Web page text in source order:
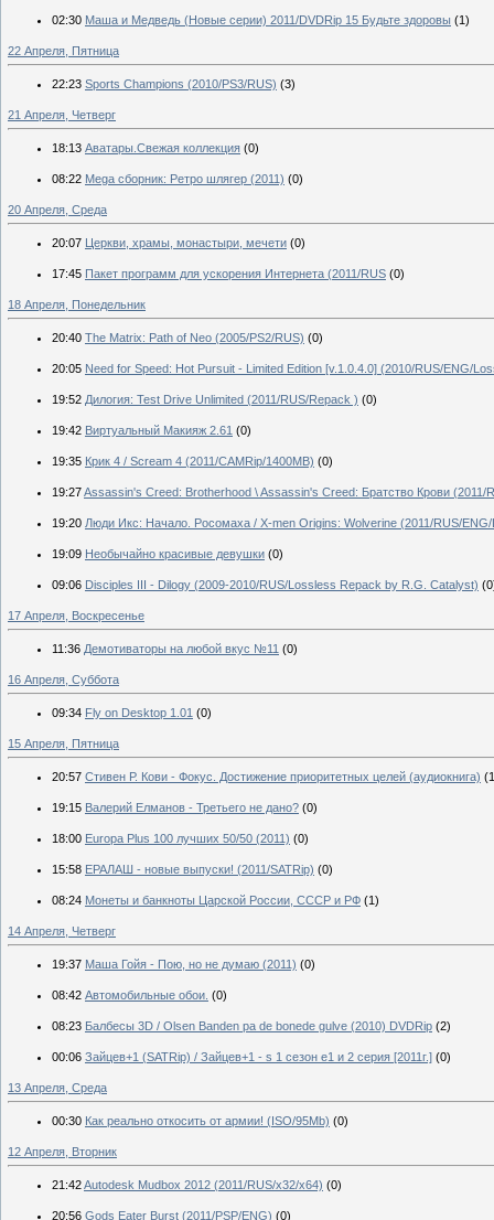
02:30 Маша и Медведь (Новые серии) 2011/DVDRip 15 Будьте здоровы (1)
22 Апреля, Пятница
22:23 Sports Champions (2010/PS3/RUS) (3)
21 Апреля, Четверг
18:13 Аватары.Свежая коллекция (0)
08:22 Mega сборник: Ретро шлягер (2011) (0)
20 Апреля, Среда
20:07 Церкви, храмы, монастыри, мечети (0)
17:45 Пакет программ для ускорения Интернета (2011/RUS (0)
18 Апреля, Понедельник
20:40 The Matrix: Path of Neo (2005/PS2/RUS) (0)
20:05 Need for Speed: Hot Pursuit - Limited Edition [v.1.0.4.0] (2010/RUS/ENG/
19:52 Дилогия: Test Drive Unlimited (2011/RUS/Repack ) (0)
19:42 Виртуальный Макияж 2.61 (0)
19:35 Крик 4 / Scream 4 (2011/CAMRip/1400MB) (0)
19:27Assassin's Creed: Brotherhood \ Assassin's Creed: Братство Крови (2011/
19:20 Люди Икс: Начало. Росомаха / X-men Origins: Wolverine (2011/RUS/
19:09 Необычайно красивые девушки (0)
09:06 Disciples III - Dilogy (2009-2010/RUS/Lossless Repack by R.G. Catalyst)
17 Апреля, Воскресенье
11:36 Демотиваторы на любой вкус №11 (0)
16 Апреля, Суббота
09:34 Fly on Desktop 1.01 (0)
15 Апреля, Пятница
20:57 Стивен Р. Кови - Фокус. Достижение приоритетных целей (аудиокнига)
19:15 Валерий Елманов - Третьего не дано? (0)
18:00 Europa Plus 100 лучших 50/50 (2011) (0)
15:58 ЕРАЛАШ - новые выпуски! (2011/SATRip) (0)
08:24 Монеты и банкноты Царской России, СССР и РФ (1)
14 Апреля, Четверг
19:37 Маша Гойя - Пою, но не думаю (2011) (0)
08:42 Автомобильные обои. (0)
08:23 Балбесы 3D / Olsen Banden pa de bonede gulve (2010) DVDRip (2)
00:06 Зайцев+1 (SATRip) / Зайцев+1 - s 1 сезон e1 и 2 серия [2011г.] (0)
13 Апреля, Среда
00:30 Как реально откосить от армии! (ISO/95Mb) (0)
12 Апреля, Вторник
21:42Autodesk Mudbox 2012 (2011/RUS/x32/x64) (0)
20:56 Gods Eater Burst (2011/PSP/ENG) (0)